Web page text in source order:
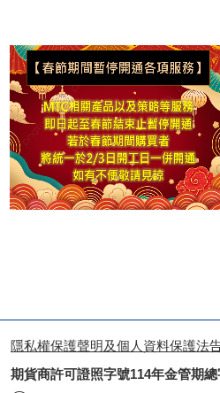
隱私權保護聲明及個人資料保護法
期貨商許可證照字號114年金管期